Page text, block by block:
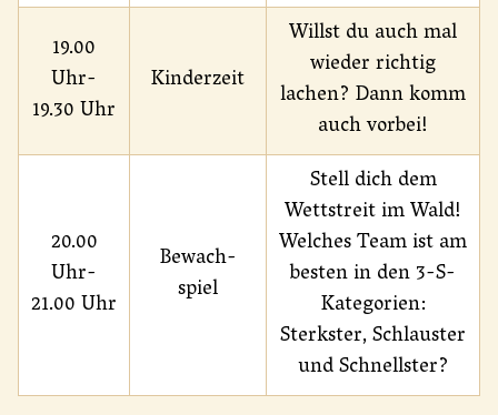
19.00
Uhr-
19.30 Uhr
Kinderzeit
Willst du auch mal
wieder richtig
lachen? Dann komm
auch vorbei!
20.00
Uhr-
21.00 Uhr
Bewach-
spiel
Stell dich dem
Wettstreit im Wald!
Welches Team ist am
besten in den 3-S-
Kategorien:
Sterkster, Schlauster
und Schnellster?